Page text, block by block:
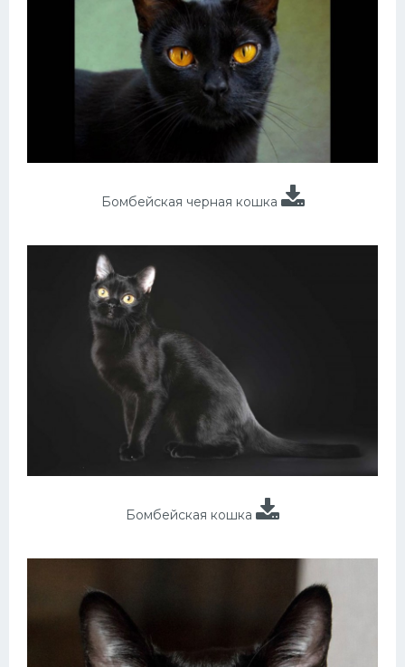
Бомбейская черная кошка
Бомбейская кошка